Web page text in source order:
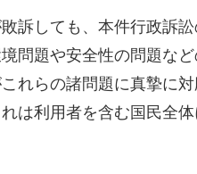
訴しても、本件行政訴
問題や安全性の問題な
れらの諸問題に真摯に
は利用者を含む国民全